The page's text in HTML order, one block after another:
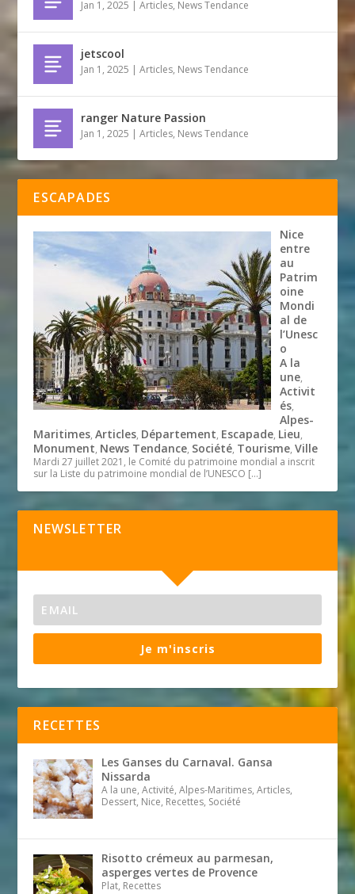
Jan 1, 2025 |Articles, News Tendance
jetscool
Jan 1, 2025 |Articles, News Tendance
ranger Nature Passion
Jan 1, 2025 |Articles, News Tendance
ESCAPADES
Nice
entre
au
Patrim
oine
Mondi
al de
l’Unesc
o
A la
une,
Activit
és,
Alpes-
Maritimes,Articles, Département, Escapade, Lieu,
Monument, News Tendance, Société, Tourisme,Ville
Mardi 27 juillet 2021, le Comité du patrimoine mondial a inscrit
sur la Liste du patrimoine mondial de l’UNESCO […]
NEWSLETTER
Je m'inscris
RECETTES
Les Ganses du Carnaval. Gansa
Nissarda
A la une, Activité, Alpes-Maritimes, Articles,
Dessert, Nice, Recettes, Société
Risotto crémeux au parmesan,
asperges vertes de Provence
Plat, Recettes